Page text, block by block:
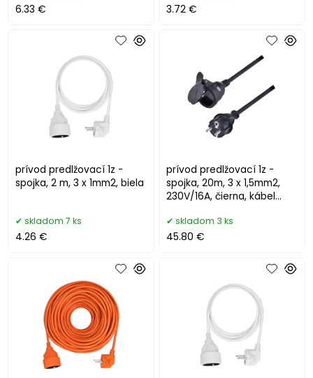
6.33 € 3.72 €
prívod predlžovací 1z -
spojka, 2 m, 3 x 1mm2, biela
skladom 7 ks
4.26 €
prívod predlžovací 1z -
spojka, 20m, 3 x 1,5mm2,
230V/16A, čierna, kábel
skladom 3 ks
45.80 €